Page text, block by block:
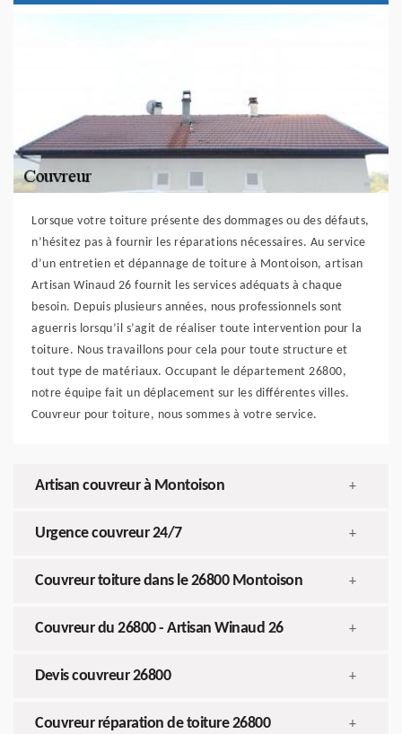
Lorsque votre toiture présente des dommages ou des défauts,
n’hésitez pas à fournir les réparations nécessaires. Au service
d’un entretien et dépannage de toiture à Montoison, artisan
Artisan Winaud 26 fournit les services adéquats à chaque
besoin. Depuis plusieurs années, nous professionnels sont
aguerris lorsqu’il s’agit de réaliser toute intervention pour la
toiture. Nous travaillons pour cela pour toute structure et
tout type de matériaux. Occupant le département 26800,
notre équipe fait un déplacement sur les différentes villes.
Couvreur pour toiture, nous sommes à votre service.
Artisan couvreur à Montoison +
Urgence couvreur 24/7 +
Couvreur toiture dans le 26800 Montoison +
Couvreur du 26800 - Artisan Winaud 26 +
Devis couvreur 26800 +
Couvreur réparation de toiture 26800 +